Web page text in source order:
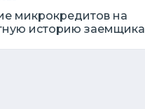
микрокредитов на
историю заемщика